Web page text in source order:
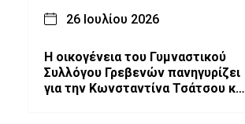
26 Ιουλίου 2026
H οικογένεια του Γυμναστικού
Συλλόγου Γρεβενών πανηγυρίζει
για την Κωνσταντίνα Τσάτσου και